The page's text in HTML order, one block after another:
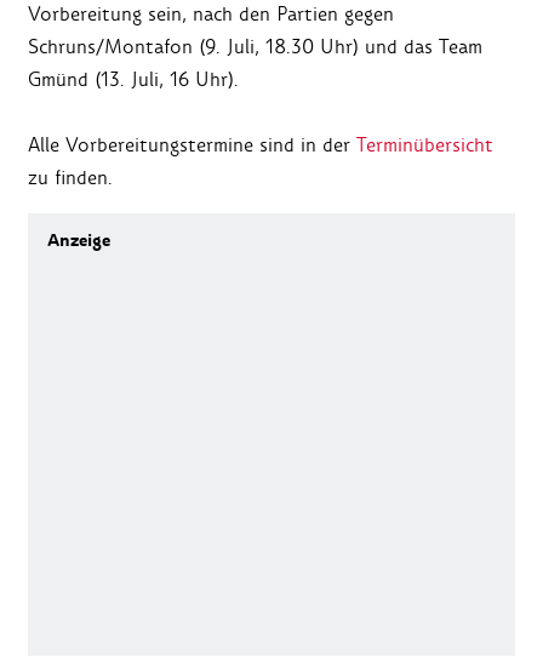
Vorbereitung sein, nach den Partien gegen
Schruns/Montafon (9. Juli, 18.30 Uhr) und das Team
Gmünd (13. Juli, 16 Uhr).
Alle Vorbereitungstermine sind in der Terminübersicht
zu finden.